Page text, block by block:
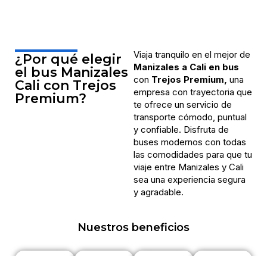
¿Por qué elegir
el bus Manizales
Cali con Trejos
Premium?
Viaja tranquilo en el mejor de
Manizales a Cali en bus
con Trejos Premium, una
empresa con trayectoria que
te ofrece un servicio de
transporte cómodo, puntual
y confiable. Disfruta de
buses modernos con todas
las comodidades para que tu
viaje entre Manizales y Cali
sea una experiencia segura
y agradable.
Nuestros beneficios